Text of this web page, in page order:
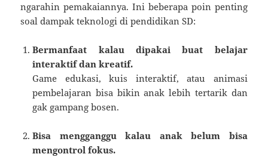
ngarahin pemakaiannya. Ini beberapa poin penting
soal dampak teknologi di pendidikan SD:
Bermanfaat kalau dipakai buat belajar
interaktif dan kreatif.
Game edukasi, kuis interaktif, atau animasi
pembelajaran bisa bikin anak lebih tertarik dan
gak gampang bosen.
Bisa mengganggu kalau anak belum bisa
mengontrol fokus.